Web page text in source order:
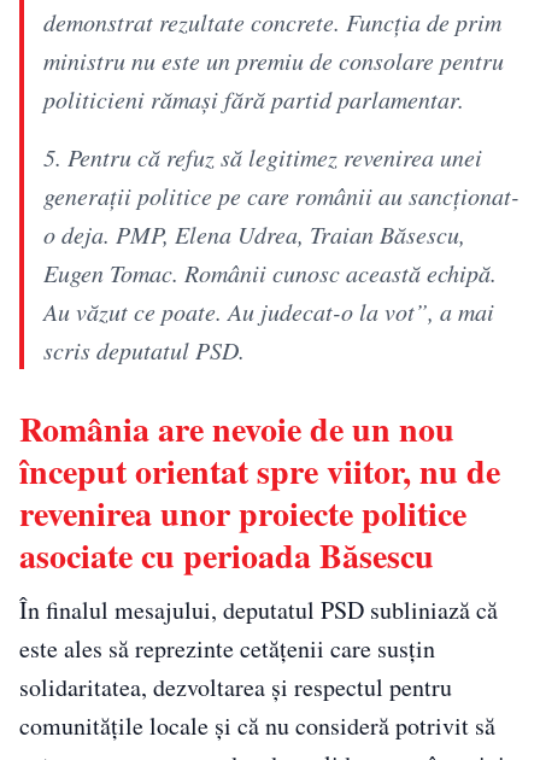
demonstrat rezultate concrete. Funcția de prim
ministru nu este un premiu de consolare pentru
politicieni rămași fără partid parlamentar.
5. Pentru că refuz să legitimez revenirea unei
generații politice pe care românii au sancționat-
o deja. PMP, Elena Udrea, Traian Băsescu,
Eugen Tomac. Românii cunosc această echipă.
Au văzut ce poate. Au judecat-o la vot”, a mai
scris deputatul PSD.
România are nevoie de un nou
început orientat spre viitor, nu de
revenirea unor proiecte politice
asociate cu perioada Băsescu
În finalul mesajului, deputatul PSD subliniază că
este ales să reprezinte cetățenii care susțin
solidaritatea, dezvoltarea și respectul pentru
comunitățile locale și că nu consideră potrivit să